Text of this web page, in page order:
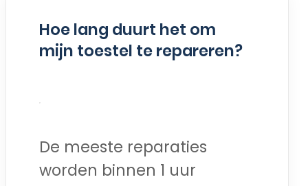
Hoe lang duurt het om
mijn toestel te repareren?
De meeste reparaties
worden binnen 1 uur